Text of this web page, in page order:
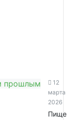
12
марта
2026
Пище